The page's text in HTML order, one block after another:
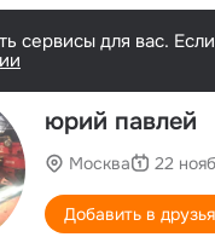
сервисы для вас.
юрий павлей
Москва 22
Добавить в друзья